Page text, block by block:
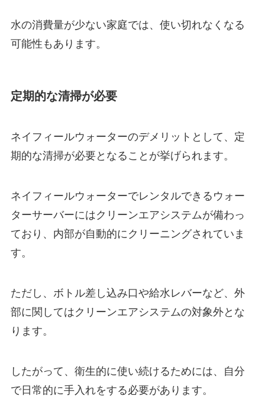
水の消費量が少ない家庭では、使い切れなくなる
可能性もあります。
定期的な清掃が必要
ネイフィールウォーターのデメリットとして、定
期的な清掃が必要となることが挙げられます。
ネイフィールウォーターでレンタルできるウォー
ターサーバーにはクリーンエアシステムが備わっ
ており、内部が自動的にクリーニングされていま
す。
ただし、ボトル差し込み口や給水レバーなど、外
部に関してはクリーンエアシステムの対象外とな
ります。
したがって、衛生的に使い続けるためには、自分
で日常的に手入れをする必要があります。